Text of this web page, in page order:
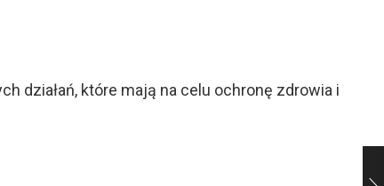
działań, które mają na celu ochronę zdrowia i